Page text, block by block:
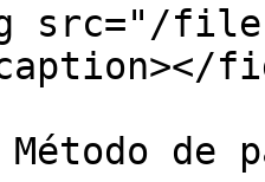
src="/files/
de